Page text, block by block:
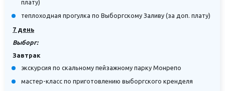
плату)
теплоходная прогулка по Выборгскому Заливу (за доп. плату)
7 день
Выборг:
Завтрак
экскурсия по скальному пейзажному парку Монрепо
мастер-класс по приготовлению выборгского кренделя